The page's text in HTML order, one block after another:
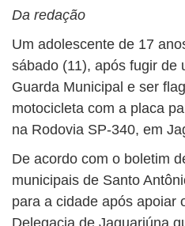
Da redação
Um adolescente de 17
sábado (11), após fugir de
Guarda Municipal e ser
motocicleta com a placa
na Rodovia SP-340, em
De acordo com o boletim
municipais de Santo
para a cidade após apoiar
Delegacia de Jaguariúna